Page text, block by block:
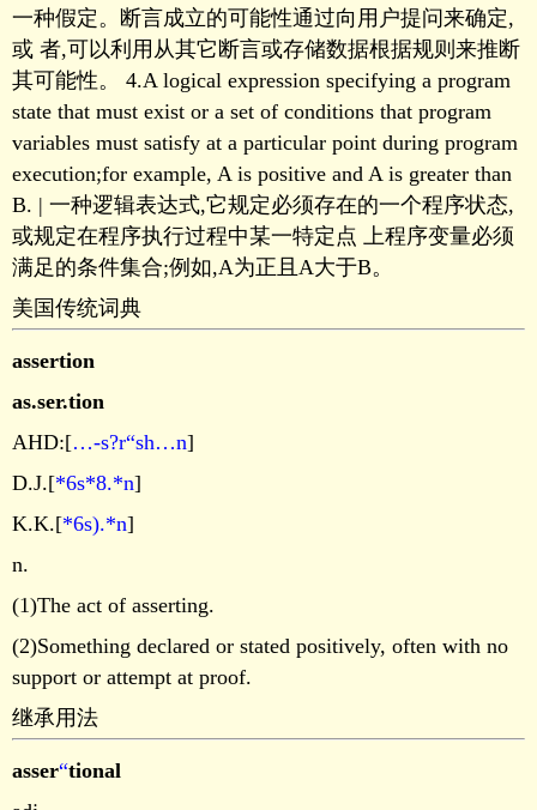
一种假定。断言成立的可能性通过向用户提问来确定,
或 者,可以利用从其它断言或存储数据根据规则来推断
其可能性。 4.A logical expression specifying a program
state that must exist or a set of conditions that program
variables must satisfy at a particular point during program
execution;for example, A is positive and A is greater than
B. | 一种逻辑表达式,它规定必须存在的一个程序状态,
或规定在程序执行过程中某一特定点 上程序变量必须
满足的条件集合;例如,A为正且A大于B。
美国传统词典
assertion
as.ser.tion
AHD:[…-s?r“sh…n]
D.J.[*6s*8.*n]
K.K.[*6s).*n]
n.
(1)The act of asserting.
(2)Something declared or stated positively, often with no
support or attempt at proof.
继承用法
asser“tional